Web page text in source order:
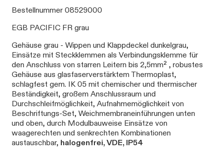
Bestellnummer 08529000
EGB PACIFIC FR grau
Gehäuse grau - Wippen und Klappdeckel dunkelgrau,
Einsätze mit Steckklemmen als Verbindungsklemme für
den Anschluss von starren Leitern bis 2,5mm² , robustes
Gehäuse aus glasfaserverstärktem Thermoplast,
schlagfest gem. IK 05 mit chemischer und thermischer
Beständigkeit, großem Anschlussraum und
Durchschleifmöglichkeit, Aufnahmemöglichkeit von
Beschriftungs-Set, Weichmembraneinführungen unten
und oben, durch Modulbauweise Einsätze von
waagerechten und senkrechten Kombinationen
austauschbar, halogenfrei, VDE, IP54